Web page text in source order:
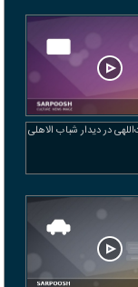
در دیدار شباب الاهلی